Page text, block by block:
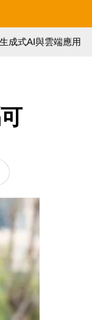
生成式AI與雲端應用